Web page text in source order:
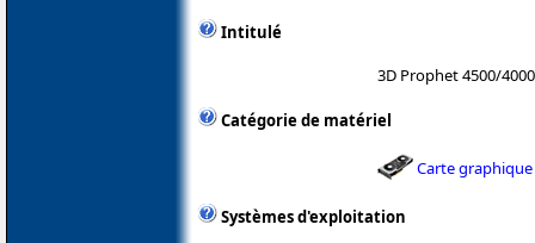
Intitulé
3D Prophet 4500/
Catégorie de matériel
Carte graphique
Systèmes d'exploitation